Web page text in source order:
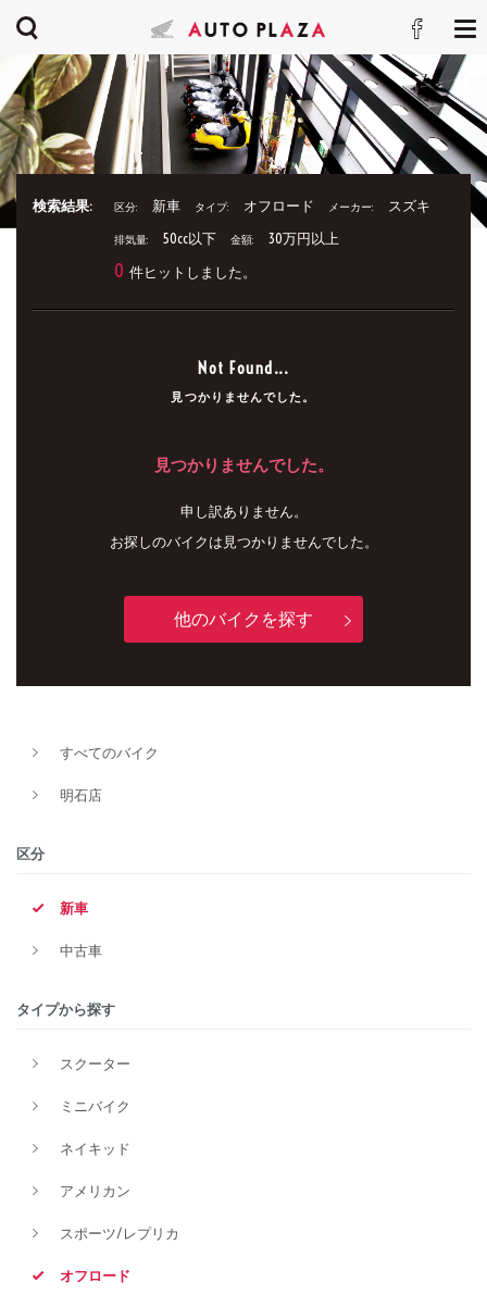
検索結果: 区分: 新車 タイプ: オフロード メーカー: スズキ
排気量: 50cc以下 金額: 30万円以上
0 件ヒットしました。
Not Found...
見つかりませんでした。
見つかりませんでした。
申し訳ありません。
お探しのバイクは見つかりませんでした。
他のバイクを探す
すべてのバイク
明石店
区分
新車
中古車
タイプから探す
スクーター
ミニバイク
ネイキッド
アメリカン
スポーツ/レプリカ
オフロード
メーカー
価格